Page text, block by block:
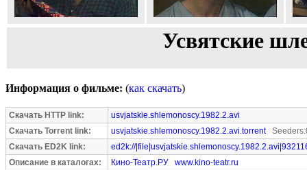
Усвятские
Информация о фильме: (как скачать)
Скачать HTTP link:
usvjatskie.shlemonoscy.1982.2.avi
Скачать Torrent link:
usvjatskie.shlemonoscy.1982.2.avi.torrent
Скачать ED2K link:
ed2k://
Описание в каталогах:
Кино-Театр.РУ
www.kino-teatr.ru